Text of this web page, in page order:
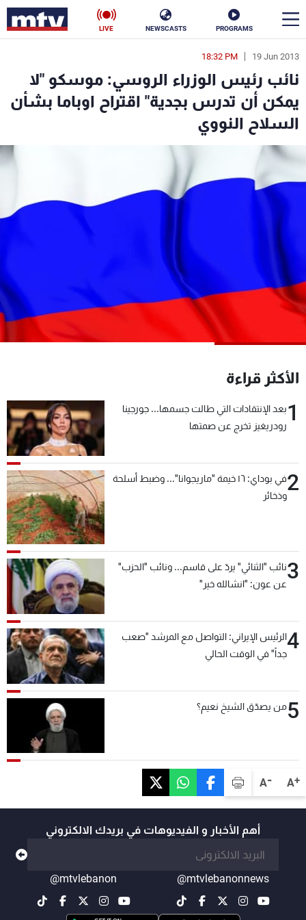
PROGRAMS
NEWSCASTS
LIVE
A+
A-
19 Jun 2013
18:32 PM
نائب رئيس الوزراء الروسي: موسكو "لا
يمكن أن تدرس بجدية" اقتراح اوباما بشأن
السلاح النووي
الأكثر قراءة
1بعد الإنتقادات التي طالت جسمها... جورجينا
رودريغيز تخرج عن صمتها
2
في بوداي: ١٦ خيمة "ماريجوانا"... وضبط أسلحة
وذخائر
3نائب "الثنائي" يردّ على قاسم... ونائب "الحزب"
عن عون: "انشالله خير"
4الرئيس الإيراني: التواصل مع المرشد "صعب
جداً" في الوقت الحالي
5من يصدّق الشيخ نعيم؟
أهم الأخبار و الفيديوهات في بريدك الالكتروني
@mtvlebanonnews
@mtvlebanon
en
الأخبار
سياسة
إقتصاد
منوعات رياضة
كأس العالم
البرامج
جدول البرامج
الترددات
عن MTV
لاعلاناتكم
شروط الإسـتخدام
سياسة الخصوصية